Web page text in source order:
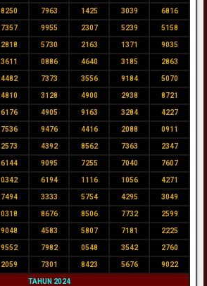
8250 7963 1425 3039 6816
7357 9955 2307 5239 5158
2818 5730 2163 1371 9035
3611 0886 4640 3185 2863
4482 7373 3556 9184 5070
4810 3128 4900 2938 8721
6176 4905 9163 3284 4227
7536 9476 4416 2088 0911
2573 4392 8562 7363 2347
6144 9095 7255 7040 7607
0342 6194 1116 1056 4271
7494 3333 5754 4295 3049
0318 8676 8506 7732 2599
9048 4583 5807 7181 2225
9552 7982 0548 3542 2760
2059 7301 8423 5676 9022
TAHUN 2024